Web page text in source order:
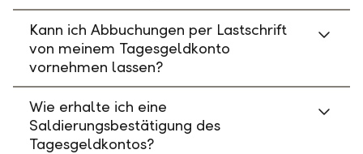
Kann ich Abbuchungen per Lastschrift
von meinem Tagesgeldkonto
vornehmen lassen?
Wie erhalte ich eine
Saldierungsbestätigung des
Tagesgeldkontos?